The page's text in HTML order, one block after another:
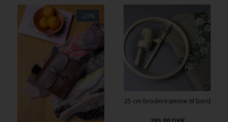
25 cm broderiramme til bord